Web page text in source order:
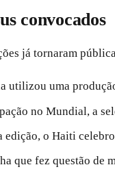
convocados
já tornaram
uma
no Mundial, a
o Haiti
que fez questão de